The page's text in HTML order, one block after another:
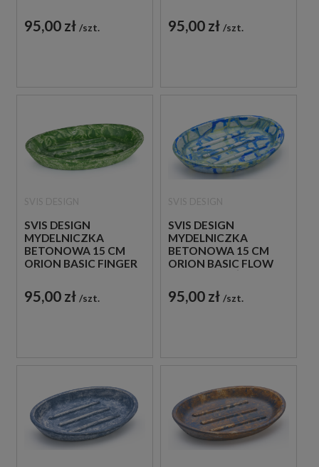
CZARNO -
CZERWONA
95,00 zł szt. 95,00 zł szt.
SVIS DESIGN
MYDELNICZKA
BETONOWA 15 CM
ORION BASIC FINGER
95,00 zł szt.
SVIS DESIGN
MYDELNICZKA
BETONOWA 15 CM
ORION BASIC FLOW
95,00 zł szt.